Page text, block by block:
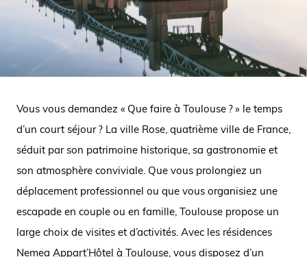
Vous vous demandez « Que faire à Toulouse ? » le temps
d’un court séjour ? La ville Rose, quatrième ville de France,
séduit par son patrimoine historique, sa gastronomie et
son atmosphère conviviale. Que vous prolongiez un
déplacement professionnel ou que vous organisiez une
escapade en couple ou en famille, Toulouse propose un
large choix de visites et d’activités. Avec les résidences
Nemea Appart’Hôtel à Toulouse, vous disposez d’un